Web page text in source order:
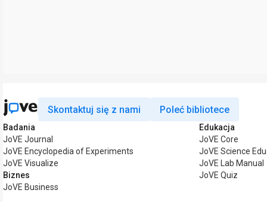
Skontaktuj się z nami Poleć bibliotece
Badania
JoVE Journal
JoVE Encyclopedia of Experiments
JoVE Visualize
Biznes
JoVE Business
Edukacja
JoVE Core
JoVE Science
JoVE Lab Manual
JoVE Quiz